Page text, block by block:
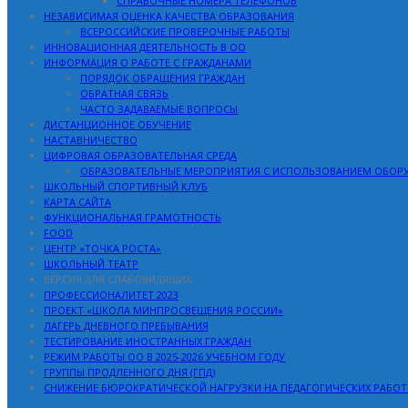
НЕЗАВИСИМАЯ ОЦЕНКА КАЧЕСТВА ОБРАЗОВАНИЯ
ВСЕРОССИЙСКИЕ ПРОВЕРОЧНЫЕ РАБОТЫ
ИННОВАЦИОННАЯ ДЕЯТЕЛЬНОСТЬ В ОО
ИНФОРМАЦИЯ О РАБОТЕ С ГРАЖДАНАМИ
ПОРЯДОК ОБРАЩЕНИЯ ГРАЖДАН
ОБРАТНАЯ СВЯЗЬ
ЧАСТО ЗАДАВАЕМЫЕ ВОПРОСЫ
ДИСТАНЦИОННОЕ ОБУЧЕНИЕ
НАСТАВНИЧЕСТВО
ЦИФРОВАЯ ОБРАЗОВАТЕЛЬНАЯ СРЕДА
ОБРАЗОВАТЕЛЬНЫЕ МЕРОПРИЯТИЯ С ИСПОЛЬЗОВАНИЕМ
ШКОЛЬНЫЙ СПОРТИВНЫЙ КЛУБ
КАРТА САЙТА
ФУНКЦИОНАЛЬНАЯ ГРАМОТНОСТЬ
FOOD
ЦЕНТР «ТОЧКА РОСТА»
ШКОЛЬНЫЙ ТЕАТР
ВЕРСИЯ ДЛЯ СЛАБОВИДЯЩИХ
ПРОФЕССИОНАЛИТЕТ 2023
ПРОЕКТ «ШКОЛА МИНПРОСВЕЩЕНИЯ РОССИИ»
ЛАГЕРЬ ДНЕВНОГО ПРЕБЫВАНИЯ
ТЕСТИРОВАНИЕ ИНОСТРАННЫХ ГРАЖДАН
РЕЖИМ РАБОТЫ ОО В 2025-2026 УЧЕБНОМ ГОДУ
ГРУППЫ ПРОДЛЕННОГО ДНЯ (ГПД)
СНИЖЕНИЕ БЮРОКРАТИЧЕСКОЙ НАГРУЗКИ НА ПЕДАГОГИЧЕСКИХ